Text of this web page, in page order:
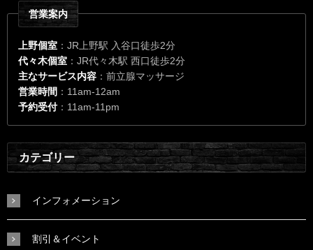
営業案内
上野個室 ：JR上野駅 入谷口徒歩2分
代々木個室 ：JR代々木駅 西口徒歩2分
主なサービス内容 ：前立腺マッサージ
営業時間 ：11am-12am
予約受付：11am-11pm
カテゴリー
インフォメーション
割引＆イベント